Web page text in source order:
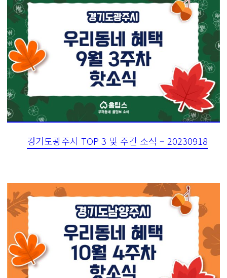
경기도광주시 TOP 3 및 주간 소식 – 20230918